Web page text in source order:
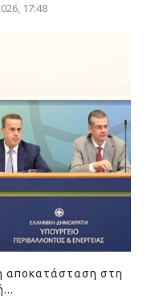
17:48
αποκατάσταση στη